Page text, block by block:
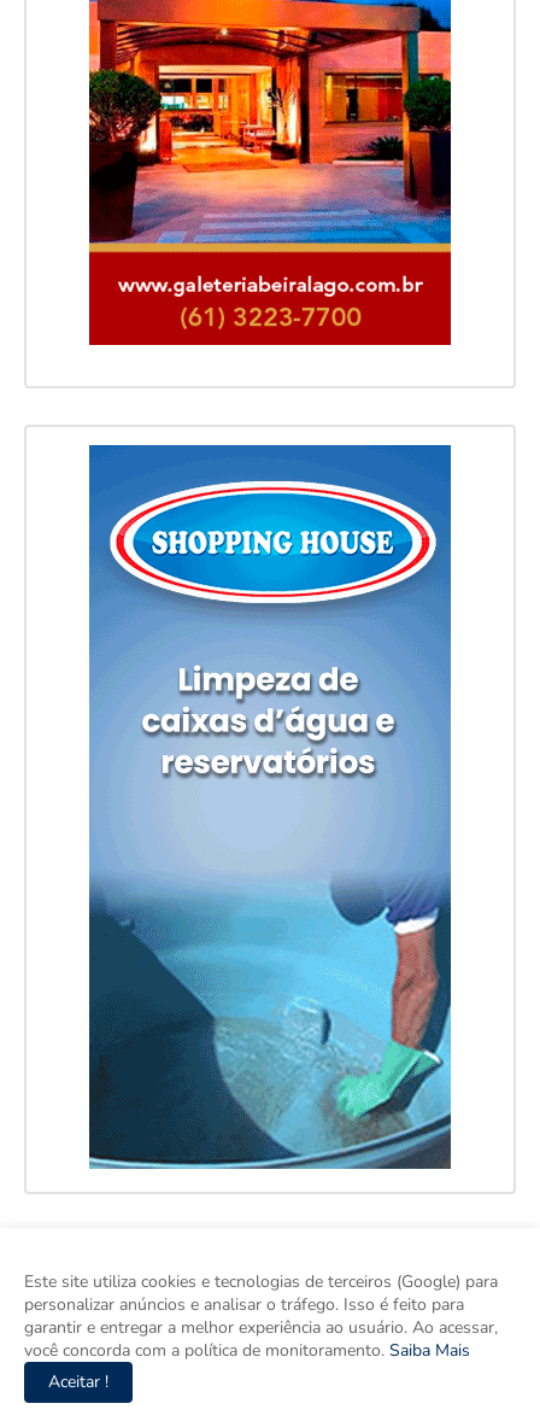
Este site utiliza cookies e tecnologias de terceiros (Google) para
personalizar anúncios e analisar o tráfego. Isso é feito para
garantir e entregar a melhor experiência ao usuário. Ao acessar,
você concorda com a política de monitoramento. Saiba Mais
Aceitar !